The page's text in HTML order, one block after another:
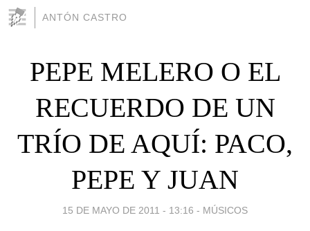
ANTÓN CASTRO
PEPE MELERO O EL
RECUERDO DE UN
TRÍO DE AQUÍ: PACO,
PEPE Y JUAN
15 DE MAYO DE 2011 - 13:16 - MÚSICOS